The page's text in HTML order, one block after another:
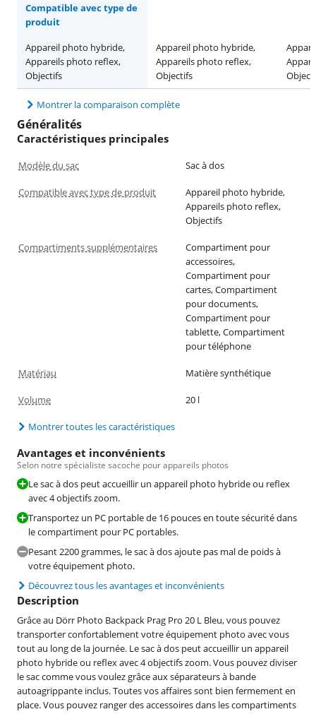
Compatible avec type de
produit
Appareil photo hybride,
Appareils photo reflex,
Objectifs
Appareil photo hybride,
Appareils photo reflex,
Objectifs
Montrer la comparaison complète
Généralités
Caractéristiques principales
Modèle du sac Sac à dos
Compatible avec type de produit
Appareil photo hybride,
Appareils photo reflex,
Objectifs
Compartiments supplémentaires
Compartiment pour
accessoires,
Compartiment pour
cartes, Compartiment
pour documents,
Compartiment pour
tablette, Compartiment
pour téléphone
Matériau Matière synthétique
Volume 20 l
Montrer toutes les caractéristiques
Avantages et inconvénients
Selon notre spécialiste sacoche pour appareils photos
Le sac à dos peut accueillir un appareil photo hybride ou reflex
avec 4 objectifs zoom.
Transportez un PC portable de 16 pouces en toute sécurité dans
le compartiment pour PC portables.
Pesant 2200 grammes, le sac à dos ajoute pas mal de poids à
votre équipement photo.
Découvrez tous les avantages et inconvénients
Description
Grâce au Dörr Photo Backpack Prag Pro 20 L Bleu, vous pouvez
transporter confortablement votre équipement photo avec vous
tout au long de la journée. Le sac à dos peut accueillir un appareil
photo hybride ou reflex avec 4 objectifs zoom. Vous pouvez diviser
le sac comme vous voulez grâce aux séparateurs à bande
autoagrippante inclus. Toutes vos affaires sont bien fermement en
place. Vous pouvez ranger des accessoires dans les compartiments